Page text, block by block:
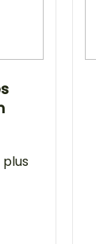
plus